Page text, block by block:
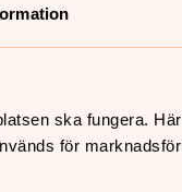
ska fungera.
för